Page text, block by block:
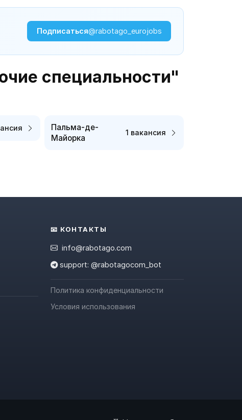
Подписаться@rabotago_eurojobs
специальности"
Пальма-де-
Майорка
1 вакансия
📧 КОНТАКТЫ
info@rabotago.com
support: @rabotagocom_bot
Политика конфиденциальности
Условия использования